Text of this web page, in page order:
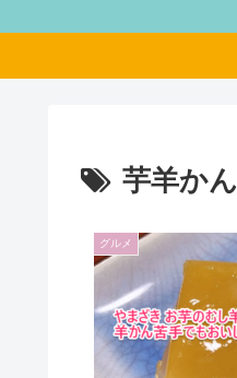
芋羊かん
グルメ